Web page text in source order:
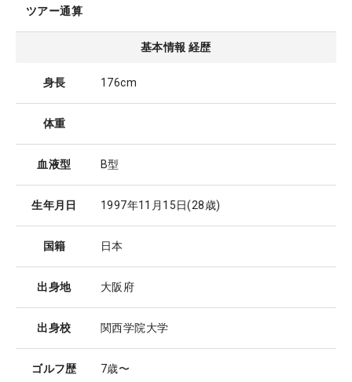
ツアー通算
基本情報 経歴
身長 176cm
体重
血液型 B型
生年月日 1997年11月15日(28歳)
国籍 日本
出身地 大阪府
出身校 関西学院大学
ゴルフ歴 7歳〜